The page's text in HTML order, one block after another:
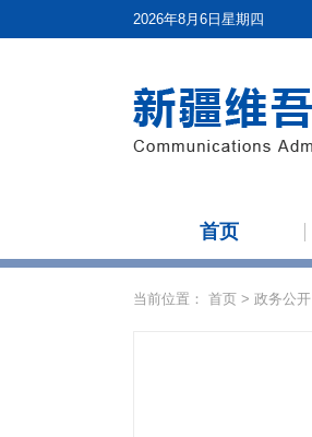
2026年8月6日星期四
首页
当前位置： 首页 > 政务公开